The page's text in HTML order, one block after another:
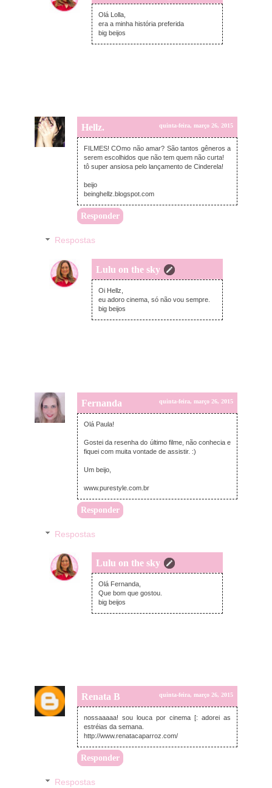
quinta-feira, março 26, 2015
Olá Lolla,
era a minha história preferida
big beijos
Hellz. quinta-feira, março 26, 2015
FILMES! COmo não amar? São tantos gêneros a
serem escolhidos que não tem quem não curta!
tô super ansiosa pelo lançamento de Cinderela!
beijo
beinghellz.blogspot.com
Responder
Respostas
Lulu on the sky
quinta-feira, março 26, 2015
Oi Hellz,
eu adoro cinema, só não vou sempre.
big beijos
Fernanda quinta-feira, março 26, 2015
Olá Paula!
Gostei da resenha do último filme, não conhecia e
fiquei com muita vontade de assistir. :)
Um beijo,
www.purestyle.com.br
Responder
Respostas
Lulu on the sky
quinta-feira, março 26, 2015
Olá Fernanda,
Que bom que gostou.
big beijos
Renata B quinta-feira, março 26, 2015
nossaaaaa! sou louca por cinema [: adorei as
estréias da semana.
http://www.renatacaparroz.com/
Responder
Respostas